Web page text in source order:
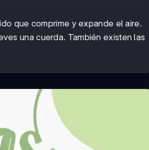
que comprime y expande el aire.
una cuerda. También existen las